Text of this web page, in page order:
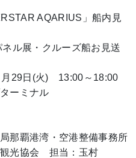
AQARIUS」船内見
・クルーズ船お見送
29日(火) 13:00～18:00
ーミナル
那覇港湾・空港整備事務所
光協会 担当：玉村